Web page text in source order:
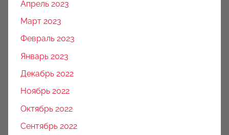
Апрель 2023
Март 2023
Февраль 2023
Январь 2023
Декабрь 2022
Ноябрь 2022
Октябрь 2022
Сентябрь 2022